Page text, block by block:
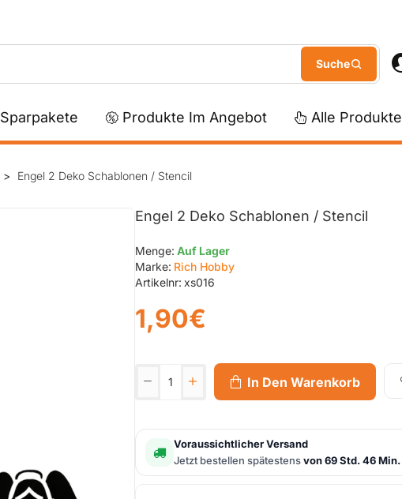
Sparpakete Produkte Im Angebot Alle Produkte
Engel 2 Deko Schablonen / Stencil
Engel 2 Deko Schablonen / Stencil
Menge: Auf Lager
Marke: Rich Hobby
Artikelnr: xs016
1,90€
In Den Warenkorb
Voraussichtlicher Versand
Jetzt bestellen spätestensvon 69 Std. 46 Min.